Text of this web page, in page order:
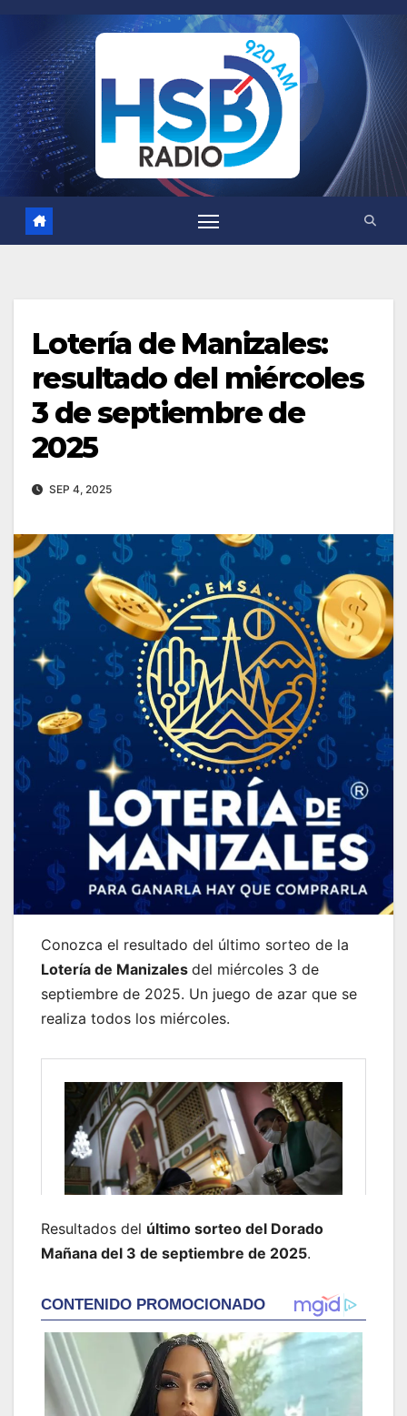
Lotería de Manizales:
resultado del miércoles
3 de septiembre de
2025
SEP 4, 2025
Conozca el resultado del último sorteo de la
Lotería de Manizales del miércoles 3 de
septiembre de 2025. Un juego de azar que se
realiza todos los miércoles.
Resultados del último sorteo del Dorado
Mañana del 3 de septiembre de 2025.